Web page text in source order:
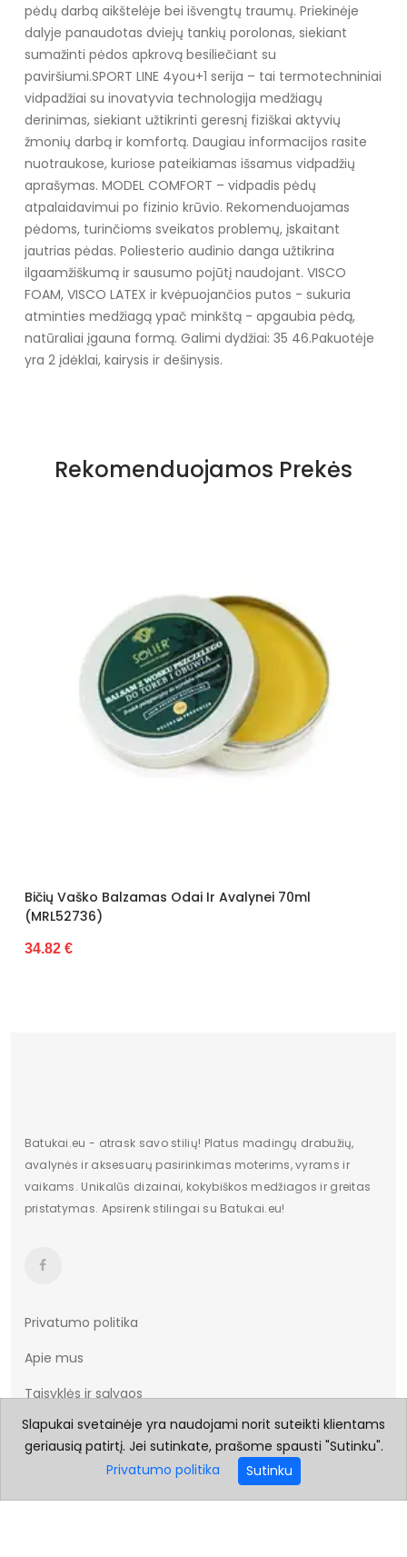
pėdų darbą aikštelėje bei išvengtų traumų. Priekinėje
dalyje panaudotas dviejų tankių porolonas, siekiant
sumažinti pėdos apkrovą besiliečiant su
paviršiumi.SPORT LINE 4you+1 serija – tai termotechniniai
vidpadžiai su inovatyvia technologija medžiagų
derinimas, siekiant užtikrinti geresnį fiziškai aktyvių
žmonių darbą ir komfortą. Daugiau informacijos rasite
nuotraukose, kuriose pateikiamas išsamus vidpadžių
aprašymas. MODEL COMFORT – vidpadis pėdų
atpalaidavimui po fizinio krūvio. Rekomenduojamas
pėdoms, turinčioms sveikatos problemų, įskaitant
jautrias pėdas. Poliesterio audinio danga užtikrina
ilgaamžiškumą ir sausumo pojūtį naudojant. VISCO
FOAM, VISCO LATEX ir kvėpuojančios putos - sukuria
atminties medžiagą ypač minkštą - apgaubia pėdą,
natūraliai įgauna formą. Galimi dydžiai: 35 46.Pakuotėje
yra 2 įdėklai, kairysis ir dešinysis.
Bekvapis
Rekomenduojamos Prekės
Odai Ir Avalynei 70ml Batų Apsauga
Batukai.eu - atrask savo stilių! Platus madingų drabužių,
avalynės ir aksesuarų pasirinkimas moterims, vyrams ir
vaikams. Unikalūs dizainai, kokybiškos medžiagos ir greitas
pristatymas. Apsirenk stilingai su Batukai.eu!
Privatumo politika
Apie mus
Taisyklės ir sąlygos
Prekių pristatymas
Prekių grąžinimas
Dydžių lentelė
Slapukai svetainėje yra naudojami norit suteikti klientams
geriausią patirtį. Jei sutinkate, prašome spausti "Sutinku".
Privatumo politika
Sutinku